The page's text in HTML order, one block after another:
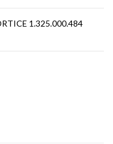
1.325.000.484